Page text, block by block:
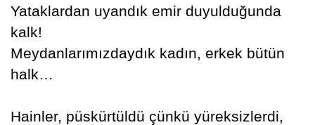
Yataklardan uyandık emir duyulduğunda
kalk!
Meydanlarımızdaydık kadın, erkek bütün
halk…
Hainler, püskürtüldü çünkü yüreksizlerdi,